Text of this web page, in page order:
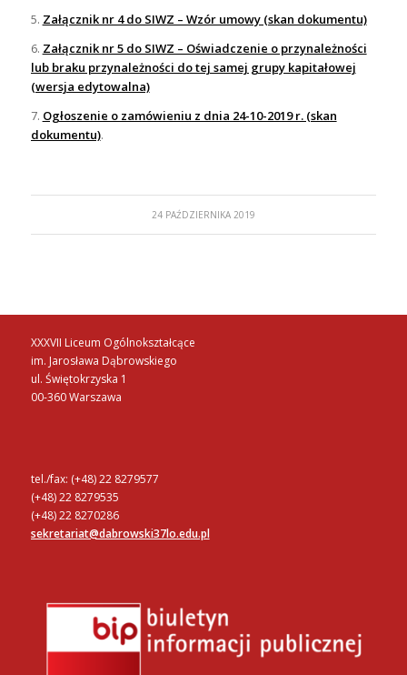
5. Załącznik nr 4 do SIWZ – Wzór umowy (skan dokumentu)
6. Załącznik nr 5 do SIWZ – Oświadczenie o przynależności
lub braku przynależności do tej samej grupy kapitałowej
(wersja edytowalna)
7. Ogłoszenie o zamówieniu z dnia 24-10-2019 r. (skan
dokumentu).
24 PAŹDZIERNIKA 2019
XXXVII Liceum Ogólnokształcące
im. Jarosława Dąbrowskiego
ul. Świętokrzyska 1
00-360 Warszawa
tel./fax: (+48) 22 8279577
(+48) 22 8279535
(+48) 22 8270286
sekretariat@dabrowski37lo.edu.pl